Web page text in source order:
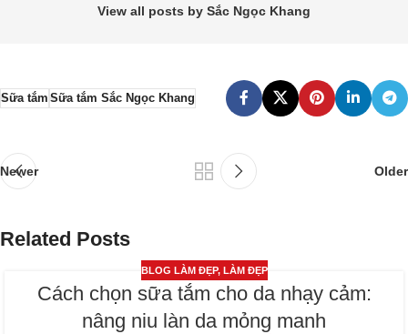
View all posts by Sắc Ngọc Khang
Sữa tắm Sữa tắm Sắc Ngọc Khang
Newer Older
Related Posts
16
BLOG LÀM ĐẸP, LÀM ĐẸP
Cách chọn sữa tắm cho da nhạy cảm:
nâng niu làn da mỏng manh